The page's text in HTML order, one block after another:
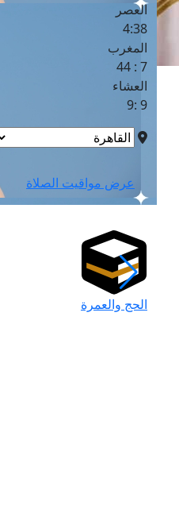
العصر
4:38
المغرب
7 : 44
العشاء
9 :9
عرض مواقيت الصلاة
الحج والعمرة